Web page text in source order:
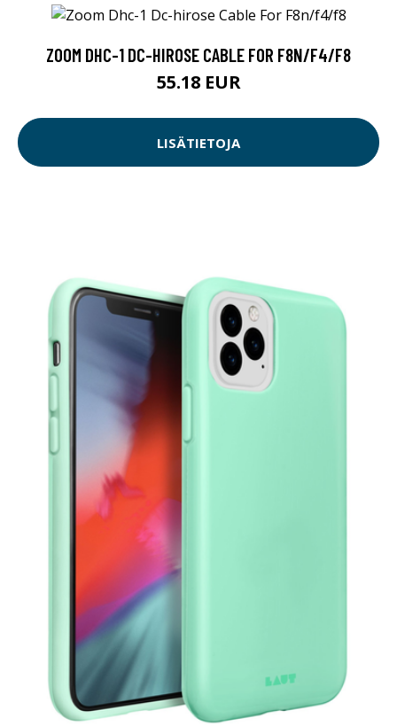
ZOOM DHC-1 DC-HIROSE CABLE FOR F8N/F4/F8
55.18 EUR
LISÄTIETOJA